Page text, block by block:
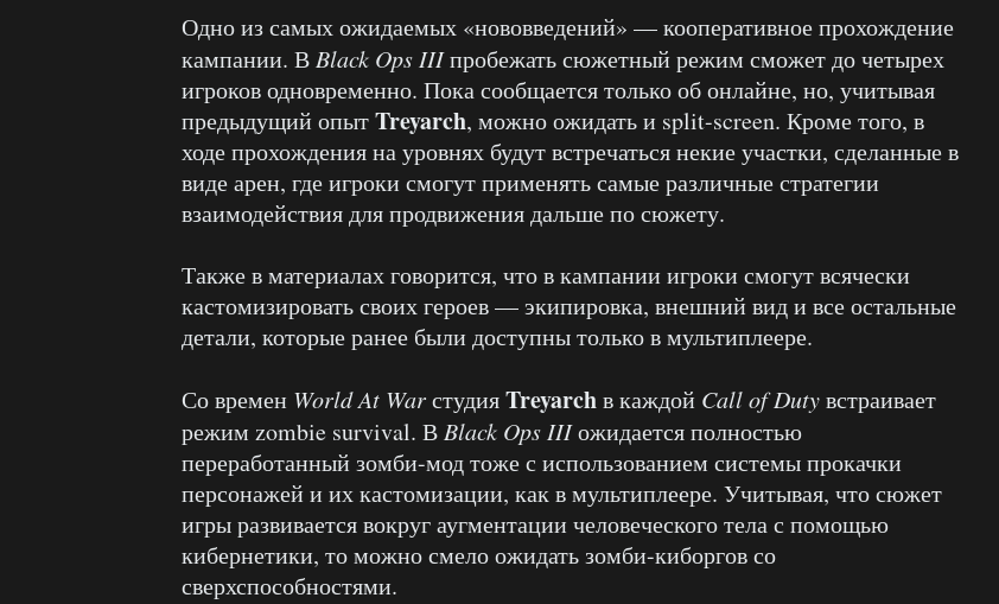
Одно из самых ожидаемых «нововведений» — кооперативное прохождение
кампании. В Black Ops IIIпробежать сюжетный режим сможет до четырех
игроков одновременно. Пока сообщается только об онлайне, но, учитывая
предыдущий опытTreyarch, можно ожидать и split-screen. Кроме того, в
ходе прохождения на уровнях будут встречаться некие участки, сделанные в
виде арен, где игроки смогут применять самые различные стратегии
взаимодействия для продвижения дальше по сюжету.
Также в материалах говорится, что в кампании игроки смогут всячески
кастомизировать своих героев — экипировка, внешний вид и все остальные
детали, которые ранее были доступны только в мультиплеере.
Со времен World At WarстудияTreyarchв каждой Call of Dutyвстраивает
режим zombie survival. В Black Ops IIIожидается полностью
переработанный зомби-мод тоже с использованием системы прокачки
персонажей и их кастомизации, как в мультиплеере. Учитывая, что сюжет
игры развивается вокруг аугментации человеческого тела с помощью
кибернетики, то можно смело ожидать зомби-киборгов со
сверхспособностями.